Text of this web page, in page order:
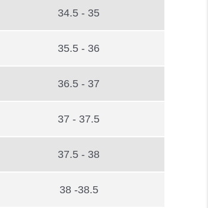
34.5 - 35
35.5 - 36
36.5 - 37
37 - 37.5
37.5 - 38
38 -38.5